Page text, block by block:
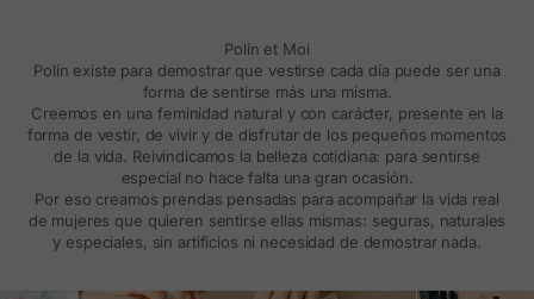
Polín et Moi
Polín existe para demostrar que vestirse cada día puede ser una
forma de sentirse más una misma.
Creemos en una feminidad natural y con carácter, presente en la
forma de vestir, de vivir y de disfrutar de los pequeños momentos
de la vida. Reivindicamos la belleza cotidiana: para sentirse
especial no hace falta una gran ocasión.
Por eso creamos prendas pensadas para acompañar la vida real
de mujeres que quieren sentirse ellas mismas: seguras, naturales
y especiales, sin artificios ni necesidad de demostrar nada.